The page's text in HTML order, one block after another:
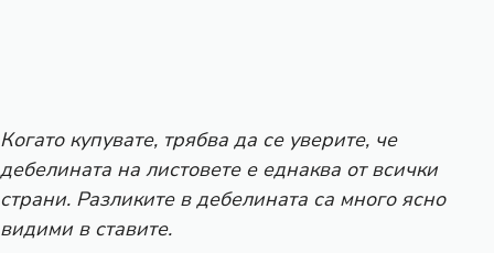
Когато купувате, трябва да се уверите, че
дебелината на листовете е еднаква от всички
страни. Разликите в дебелината са много ясно
видими в ставите.